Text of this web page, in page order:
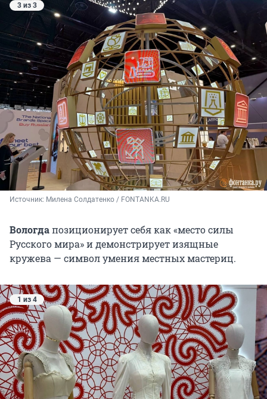
3 из 3
Источник: Милена Солдатенко / FONTANKA.RU
Вологдапозиционирует себя как «место силы
Русского мира» и демонстрирует изящные
кружева — символ умения местных мастериц.
1 из 4